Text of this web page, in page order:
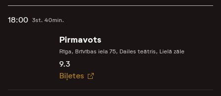
18:00 3st. 40min.
Pirmavots
Rīga, Brīvības iela 75, Dailes teātris, Lielā zāle
9.3
Biļetes